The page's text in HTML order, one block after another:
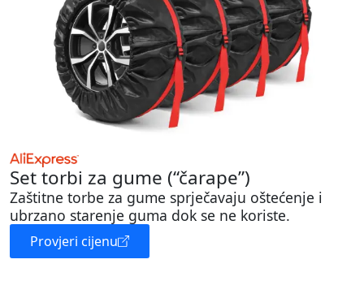
Set torbi za gume (“čarape”)
Zaštitne torbe za gume sprječavaju oštećenje i
ubrzano starenje guma dok se ne koriste.
Provjeri cijenu